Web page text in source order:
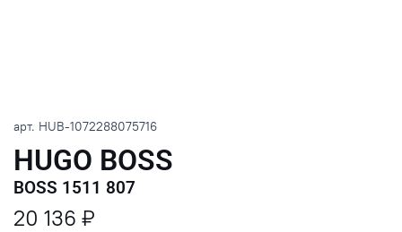
арт. HUB-1072288075716
HUGO BOSS
BOSS 1511 807
20 136 ₽